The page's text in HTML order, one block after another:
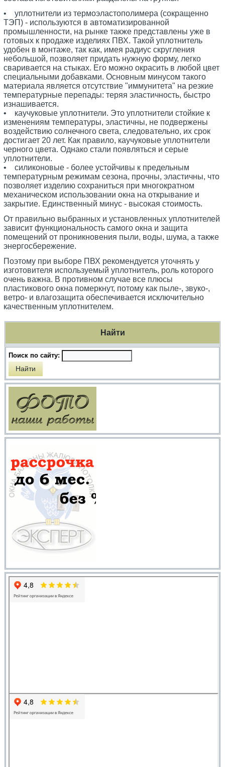
• уплотнители из термоэластополимера (сокращенно
ТЭП) - используются в автоматизированной
промышленности, на рынке также представлены уже в
готовых к продаже изделиях ПВХ. Такой уплотнитель
удобен в монтаже, так как, имея радиус скругления
небольшой, позволяет придать нужную форму, легко
сваривается на стыках. Его можно окрасить в любой цвет
специальными добавками. Основным минусом такого
материала является отсутствие "иммунитета" на резкие
температурные перепады: теряя эластичность, быстро
изнашивается.
• каучуковые уплотнители. Это уплотнители стойкие к
изменениям температуры, эластичны, не подвержены
воздействию солнечного света, следовательно, их срок
достигает 20 лет. Как правило, каучуковые уплотнители
черного цвета. Однако стали появляться и серые
уплотнители.
• силиконовые - более устойчивы к предельным
температурным режимам сезона, прочны, эластичны, что
позволяет изделию сохраниться при многократном
механическом использовании окна на открывание и
закрытие. Единственный минус - высокая стоимость.
От правильно выбранных и установленных уплотнителей
зависит функциональность самого окна и защита
помещений от проникновения пыли, воды, шума, а также
энергосбережение.
Поэтому при выборе ПВХ рекомендуется уточнять у
изготовителя используемый уплотнитель, роль которого
очень важна. В противном случае все плюсы
пластикового окна померкнут, потому как пыле-, звуко-,
ветро- и влагозащита обеспечивается исключительно
качественным уплотнителем.
Найти
Поиск по сайту: